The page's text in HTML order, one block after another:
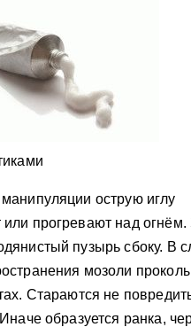
острую иглу
прогревают над огнём.
пузырь сбоку. В
мозоли
Стараются не
образуется ранка,